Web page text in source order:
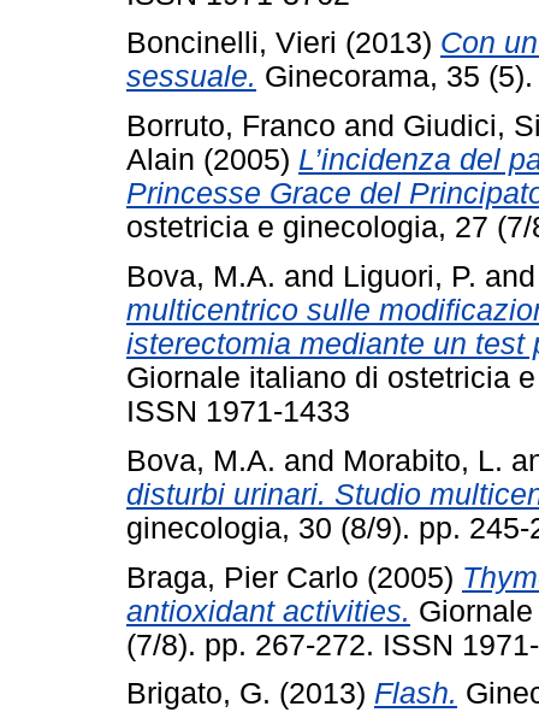
Boncinelli, Vieri (2013) Con
sessuale. Ginecorama, 35
Borruto, Franco and Giudici,
Alain (2005) L’incidenza del
Princesse Grace del
ostetricia e ginecologia, 27
Bova, M.A. and Liguori, P.
multicentrico sulle
isterectomia mediante un test
Giornale italiano di ostetricia
ISSN 1971-1433
Bova, M.A. and Morabito, L.
disturbi urinari. Studio
ginecologia, 30 (8/9). pp.
Braga, Pier Carlo (2005)
antioxidant activities.
(7/8). pp. 267-272. ISSN
Brigato, G. (2013) Flash.